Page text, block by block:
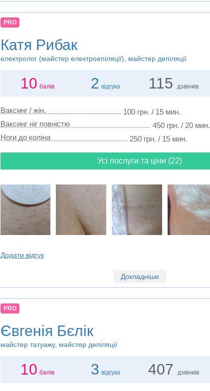
PRO
Катя Рибак
електролог (майстер електроепіляції), майстер депіляції
10 балів 2 відгука 115 дзвінків
Ваксинг / жін.
100 грн. / 15 мин.
Ваксинг ніг повністю
450 грн. / 20 мин.
Ноги до коліна
250 грн. / 15 мин.
Усі послуги та ціни (22)
Додати відгук
Докладніше
PRO
Євгенія Бєлік
майстер татуажу, майстер депіляції
10 балів 3 відгука 407 дзвінків